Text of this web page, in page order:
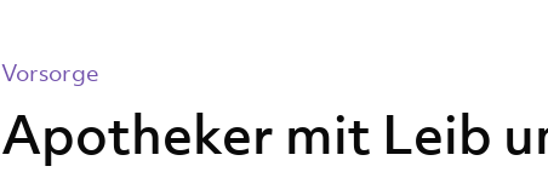
Vorsorge
Apotheker mit Leib